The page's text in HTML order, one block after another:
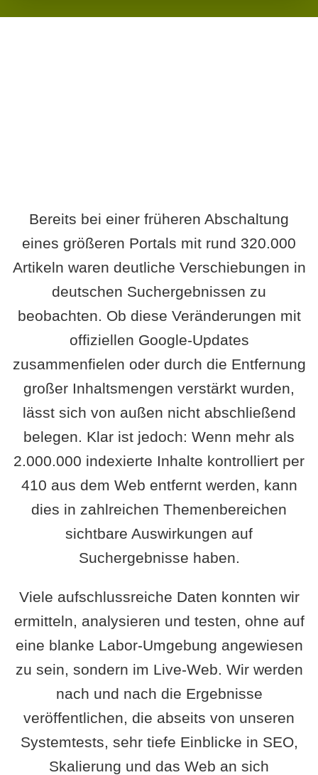
Bereits bei einer früheren Abschaltung
eines größeren Portals mit rund 320.000
Artikeln waren deutliche Verschiebungen in
deutschen Suchergebnissen zu
beobachten. Ob diese Veränderungen mit
offiziellen Google-Updates
zusammenfielen oder durch die Entfernung
großer Inhaltsmengen verstärkt wurden,
lässt sich von außen nicht abschließend
belegen. Klar ist jedoch: Wenn mehr als
2.000.000 indexierte Inhalte kontrolliert per
410 aus dem Web entfernt werden, kann
dies in zahlreichen Themenbereichen
sichtbare Auswirkungen auf
Suchergebnisse haben.
Viele aufschlussreiche Daten konnten wir
ermitteln, analysieren und testen, ohne auf
eine blanke Labor-Umgebung angewiesen
zu sein, sondern im Live-Web. Wir werden
nach und nach die Ergebnisse
veröffentlichen, die abseits von unseren
Systemtests, sehr tiefe Einblicke in SEO,
Skalierung und das Web an sich